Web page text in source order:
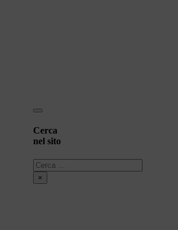
Cerca
nel sito
Cerca
×